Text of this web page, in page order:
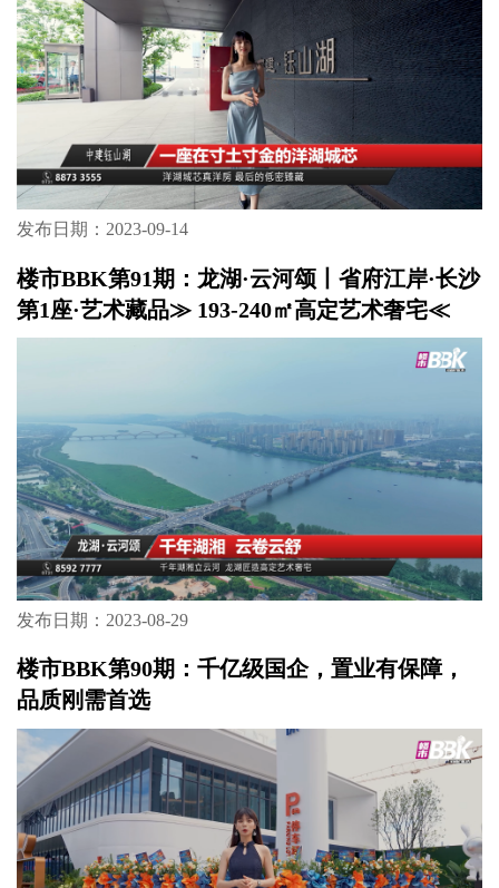
发布日期：2023-09-14
楼市BBK第91期：龙湖·云河颂丨省府江岸·长沙
第1座·艺术藏品≫ 193-240㎡高定艺术奢宅≪
发布日期：2023-08-29
楼市BBK第90期：千亿级国企，置业有保障，
品质刚需首选